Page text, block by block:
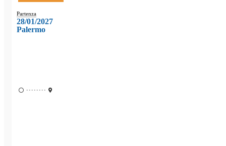
Partenza
28/01/2027
Palermo
••••••••